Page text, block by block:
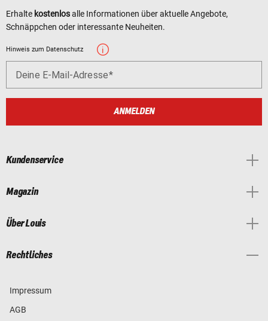
Erhalte kostenlosalle Informationen über aktuelle Angebote,
Schnäppchen oder interessante Neuheiten.
Hinweis zum Datenschutz
Deine E-Mail-Adresse
ANMELDEN
Kundenservice
Magazin
Über Louis
Rechtliches
Impressum
AGB